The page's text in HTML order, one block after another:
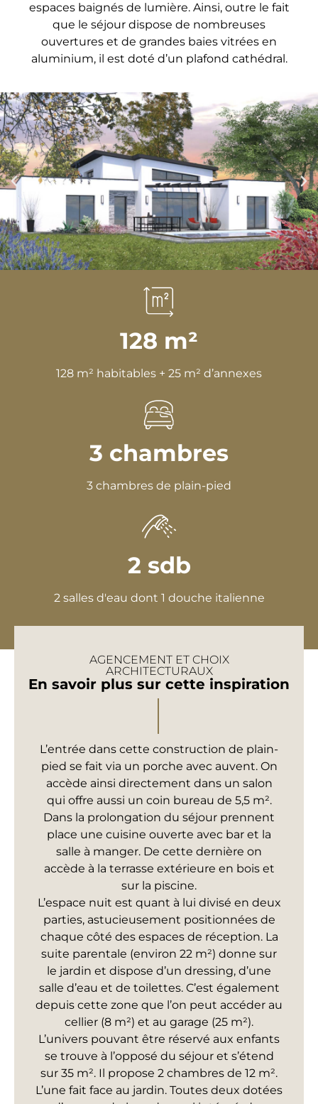
espaces baignés de lumière. Ainsi, outre le fait
que le séjour dispose de nombreuses
ouvertures et de grandes baies vitrées en
aluminium, il est doté d’un plafond cathédral.
128 m²
128 m² habitables + 25 m² d’annexes
3 chambres
3 chambres de plain-pied
2 sdb
2 salles d'eau dont 1 douche italienne
AGENCEMENT ET CHOIX
ARCHITECTURAUX
En savoir plus sur cette inspiration
L’entrée dans cette construction de plain-
pied se fait via un porche avec auvent. On
accède ainsi directement dans un salon
qui offre aussi un coin bureau de 5,5 m².
Dans la prolongation du séjour prennent
place une cuisine ouverte avec bar et la
salle à manger. De cette dernière on
accède à la terrasse extérieure en bois et
sur la piscine.
L’espace nuit est quant à lui divisé en deux
parties, astucieusement positionnées de
chaque côté des espaces de réception. La
suite parentale (environ 22 m²) donne sur
le jardin et dispose d’un dressing, d’une
salle d’eau et de toilettes. C’est également
depuis cette zone que l’on peut accéder au
cellier (8 m²) et au garage (25 m²).
L’univers pouvant être réservé aux enfants
se trouve à l’opposé du séjour et s’étend
sur 35 m². Il propose 2 chambres de 12 m².
L’une fait face au jardin. Toutes deux dotées